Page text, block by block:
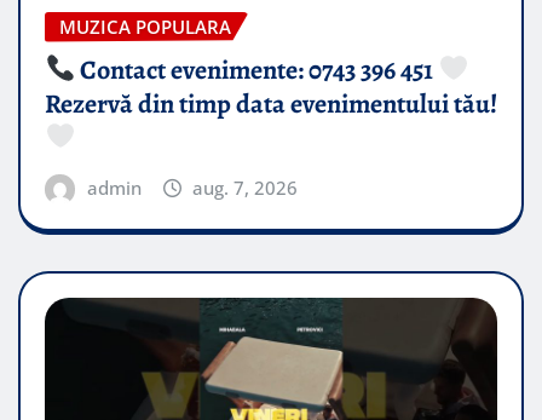
MUZICA POPULARA
Contact evenimente: 0743 396 451
Rezervă din timp data evenimentului tău!
admin aug. 7, 2026